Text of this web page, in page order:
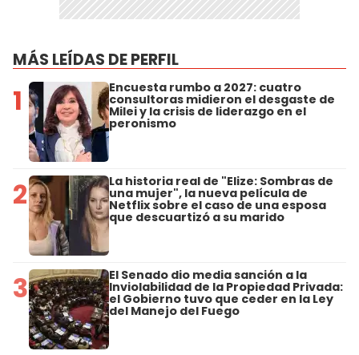
MÁS LEÍDAS DE PERFIL
1 Encuesta rumbo a 2027: cuatro
consultoras midieron el desgaste de
Milei y la crisis de liderazgo en el
peronismo
2 La historia real de "Elize: Sombras de
una mujer", la nueva película de
Netflix sobre el caso de una esposa
que descuartizó a su marido
3 El Senado dio media sanción a la
Inviolabilidad de la Propiedad Privada:
el Gobierno tuvo que ceder en la Ley
del Manejo del Fuego